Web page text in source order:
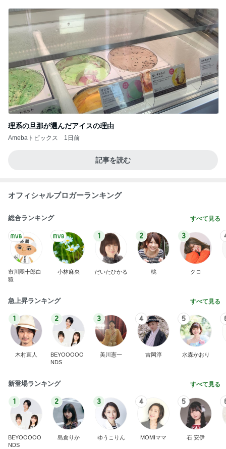
理系の旦那が選んだアイスの理由
Amebaトピックス 1日前
記事を読む
オフィシャルブロガーランキング
総合ランキング すべて見る
市川團十郎白
猿
小林麻央
1
だいたひかる
2
桃
3
クロ
急上昇ランキング すべて見る
1
木村直人
2
BEYOOOOO
NDS
3
美川憲一
4
吉岡淳
5
水森かおり
新登場ランキング すべて見る
1
BEYOOOOO
NDS
2
島倉りか
3
ゆうこりん
4
MOMIママ
5
石 安伊